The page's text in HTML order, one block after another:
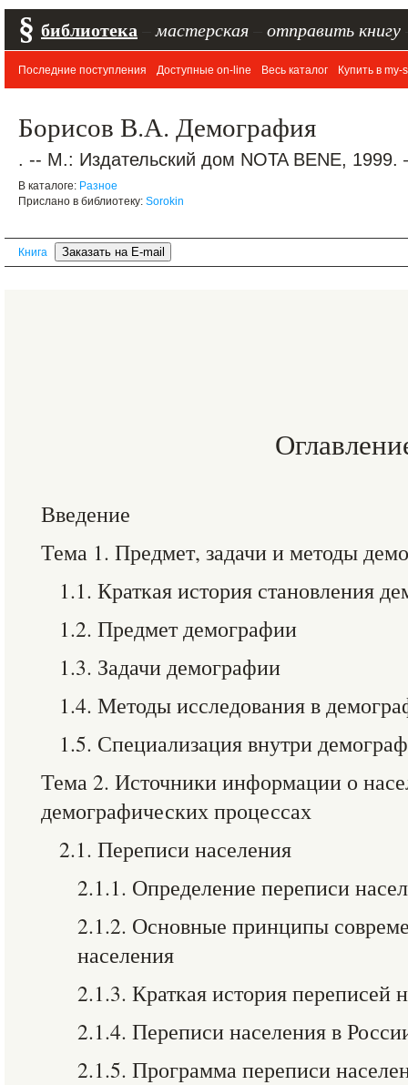
§ библиотека мастерская отправить книгу
Последние поступления Доступные on-line Весь каталог Купить в my-
Борисов В.А. Демография
. -- М.: Издательский дом NOTA BENE, 1999.
В каталоге: Разное
Прислано в библиотеку: Sorokin
Книга
Введение
Тема 1. Предмет, задачи и методы
1.1. Краткая история становления
1.2. Предмет демографии
1.3. Задачи демографии
1.4. Методы исследования в
1.5. Специализация внутри
Тема 2. Источники информации о
демографических процессах
2.1. Переписи населения
2.1.1. Определение переписи
2.1.2. Основные принципы
населения
2.1.3. Краткая история переписей
2.1.4. Переписи населения в
2.1.5. Программа переписи